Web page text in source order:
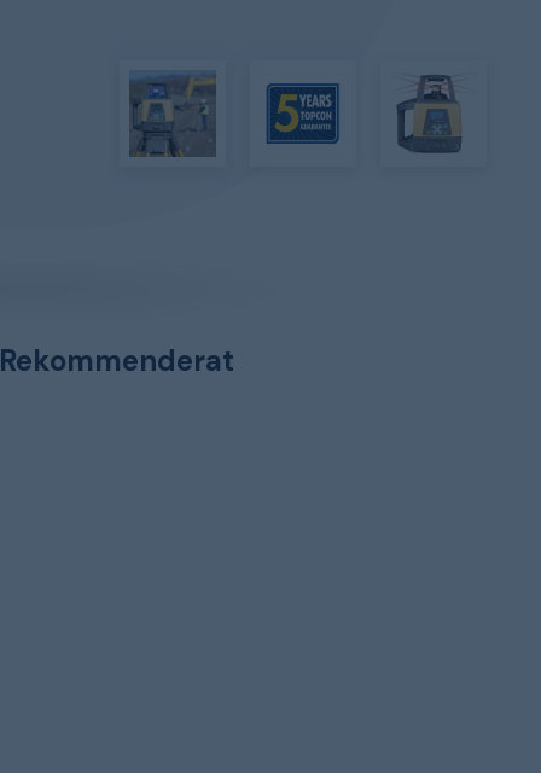
Rekommenderat